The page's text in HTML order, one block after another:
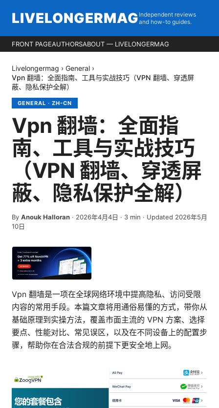
LIVELONGERMAG Independent reviews
and how-to guides.
FRONT PAGEAUTHORSABOUT — LIVELONGERMAG
Livelongermag › General ›
Vpn 翻墙：全面指南、工具与实战技巧（VPN 翻墙、穿透屏
蔽、隐私保护全解）
GENERAL · ZH-CN
Vpn 翻墙：全面指
南、工具与实战技巧
（VPN 翻墙、穿透屏
蔽、隐私保护全解）
By Anouk Halloran · 2026年4月4日 · 3 min · Updated 2026年5月
10日
Vpn 翻墙是一项在全球网络环境中提高隐私、访问受限
内容的常用手段。本篇文章将用通俗易懂的方式，带你从
基础原理到实操方法，覆盖市面主流的 VPN 方案、选择
要点、性能对比、常见误区，以及在不同设备上的配置步
骤，帮助你在合法合规的前提下更安全地上网。